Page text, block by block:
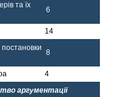
та їх
6
14
постановки
8
4
аргументації